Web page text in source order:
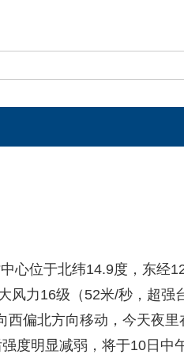
心位于北纬14.9度，东经
风力16级（52米/秒，超强
西偏北方向移动，今天夜
度明显减弱，将于10日中